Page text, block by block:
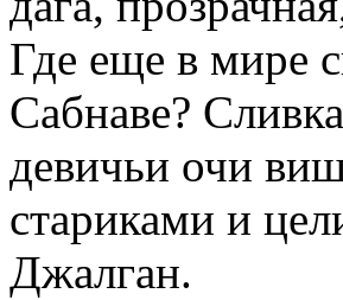
Где еще в мире
Сабнаве?
девичьи очи
стариками и
Джалган.